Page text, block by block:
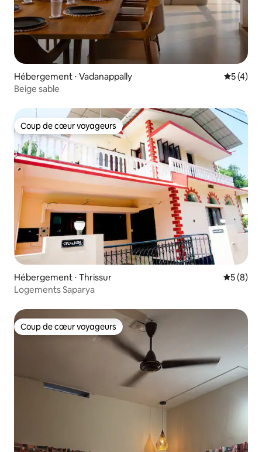
Hébergement ⋅ Vadanappally
5 (4)
Beige sable
Coup de cœur voyageurs
Coup de cœur voyageurs
Hébergement ⋅ Thrissur
5 (8)
Logements Saparya
Coup de cœur voyageurs
Coup de cœur voyageurs